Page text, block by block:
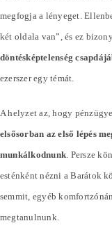
megfogja a lényeget.
két oldala van”, és ez
döntésképtelenség
ezerszer egy témát.
A helyzet az, hogy
elsősorban az első lépés
munkálkodnunk. Persze
esténként nézni a Barátok
semmit, egyéb
megtanulnunk.